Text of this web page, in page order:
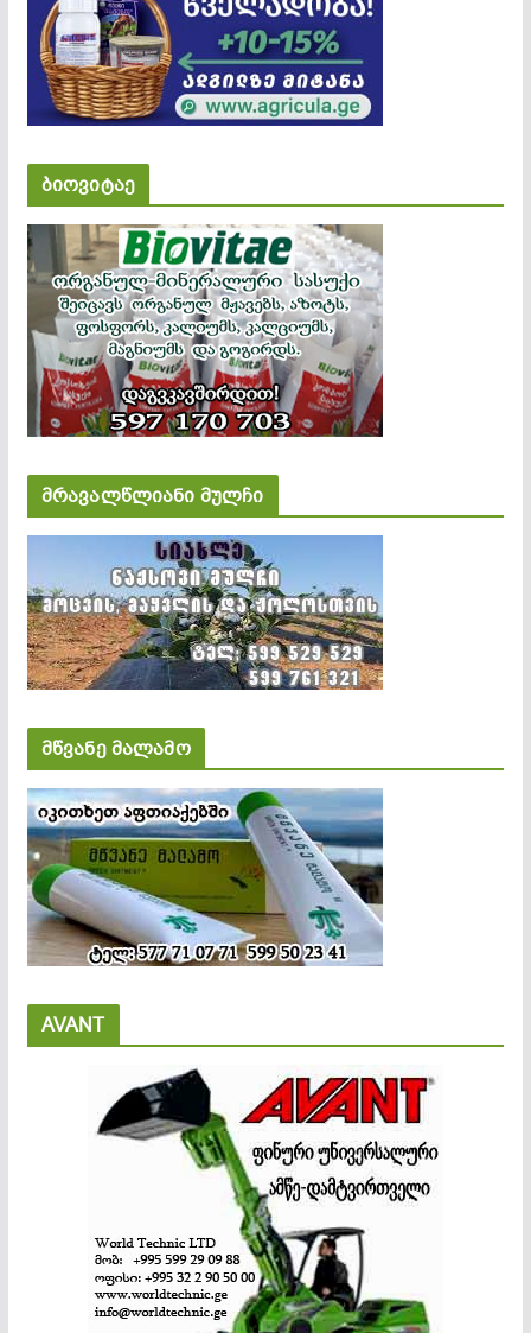
ბიოვიტაე
მრავალწლიანი მულჩი
მწვანე მალამო
AVANT